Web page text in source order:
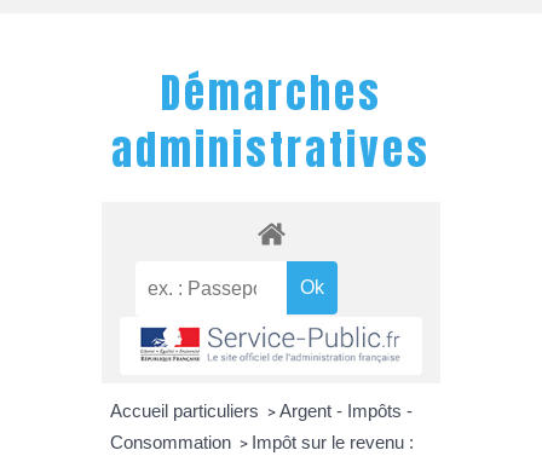
Démarches
administratives
Accueil particuliers > Argent - Impôts -
Consommation > Impôt sur le revenu :